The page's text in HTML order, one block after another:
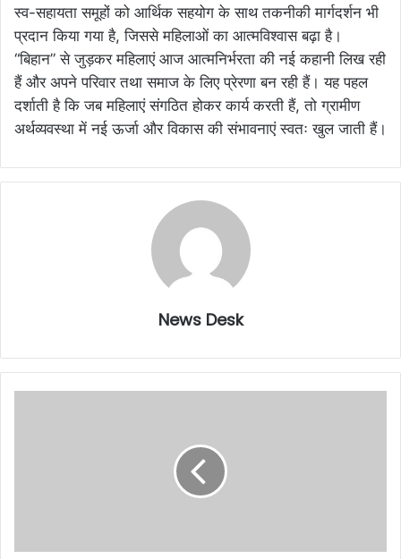
स्व-सहायता समूहों को आर्थिक सहयोग के साथ तकनीकी मार्गदर्शन भी
प्रदान किया गया है, जिससे महिलाओं का आत्मविश्वास बढ़ा है।
“बिहान” से जुड़कर महिलाएं आज आत्मनिर्भरता की नई कहानी लिख रही
हैं और अपने परिवार तथा समाज के लिए प्रेरणा बन रही हैं। यह पहल
दर्शाती है कि जब महिलाएं संगठित होकर कार्य करती हैं, तो ग्रामीण
अर्थव्यवस्था में नई ऊर्जा और विकास की संभावनाएं स्वतः खुल जाती हैं।
News Desk